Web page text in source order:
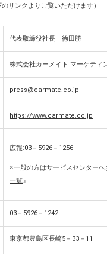
リンクよりご覧いただけます）
代表取締役社長 徳田勝
株式会社カーメイト マーケティ
press@carmate.co.jp
https://www.carmate.co.jp
広報:03－5926－1256
※一般の方はサービスセンター
一覧』
03－5926－1242
東京都豊島区長崎5－33－11